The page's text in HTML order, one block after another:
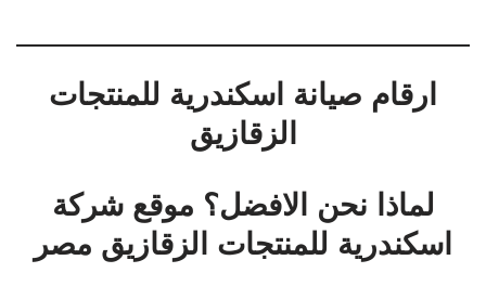
ارقام صيانة اسكندرية للمنتجات
الزقازيق
لماذا نحن الافضل؟ موقع شركة
اسكندرية للمنتجات الزقازيق مصر